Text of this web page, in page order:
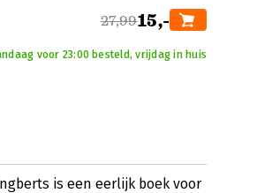
27,9915,-
voor 23:00 besteld, vrijdag in huis
is een eerlijk boek voor